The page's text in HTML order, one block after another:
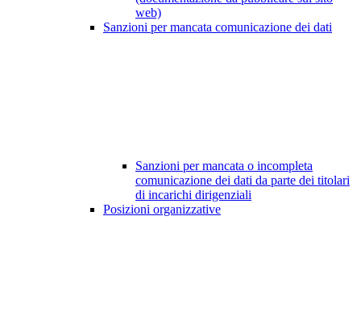
web)
Sanzioni per mancata comunicazione dei dati
Sanzioni per mancata o incompleta
comunicazione dei dati da parte dei titolari
di incarichi dirigenziali
Posizioni organizzative